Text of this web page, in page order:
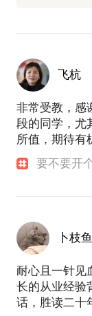
飞杭
非常受教，感
段的同学，尤
所值，期待有
要不要开
卜枝鱼
耐心且一针见
长的从业经验
话，胜读二十